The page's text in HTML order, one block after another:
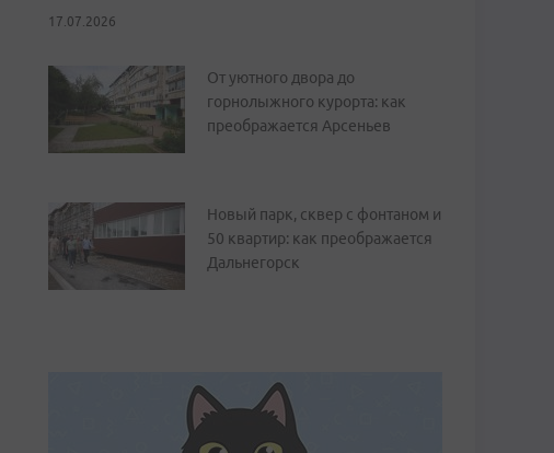
17.07.2026
От уютного двора до
горнолыжного курорта: как
преображается Арсеньев
Новый парк, сквер с фонтаном и
50 квартир: как преображается
Дальнегорск